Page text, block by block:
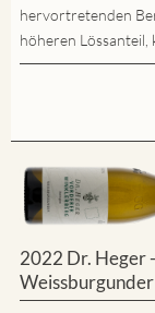
hervortretenden
höheren Lössanteil,
2022 Dr. Heger
Weissburgunder